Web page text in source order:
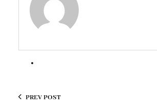
PREV POST